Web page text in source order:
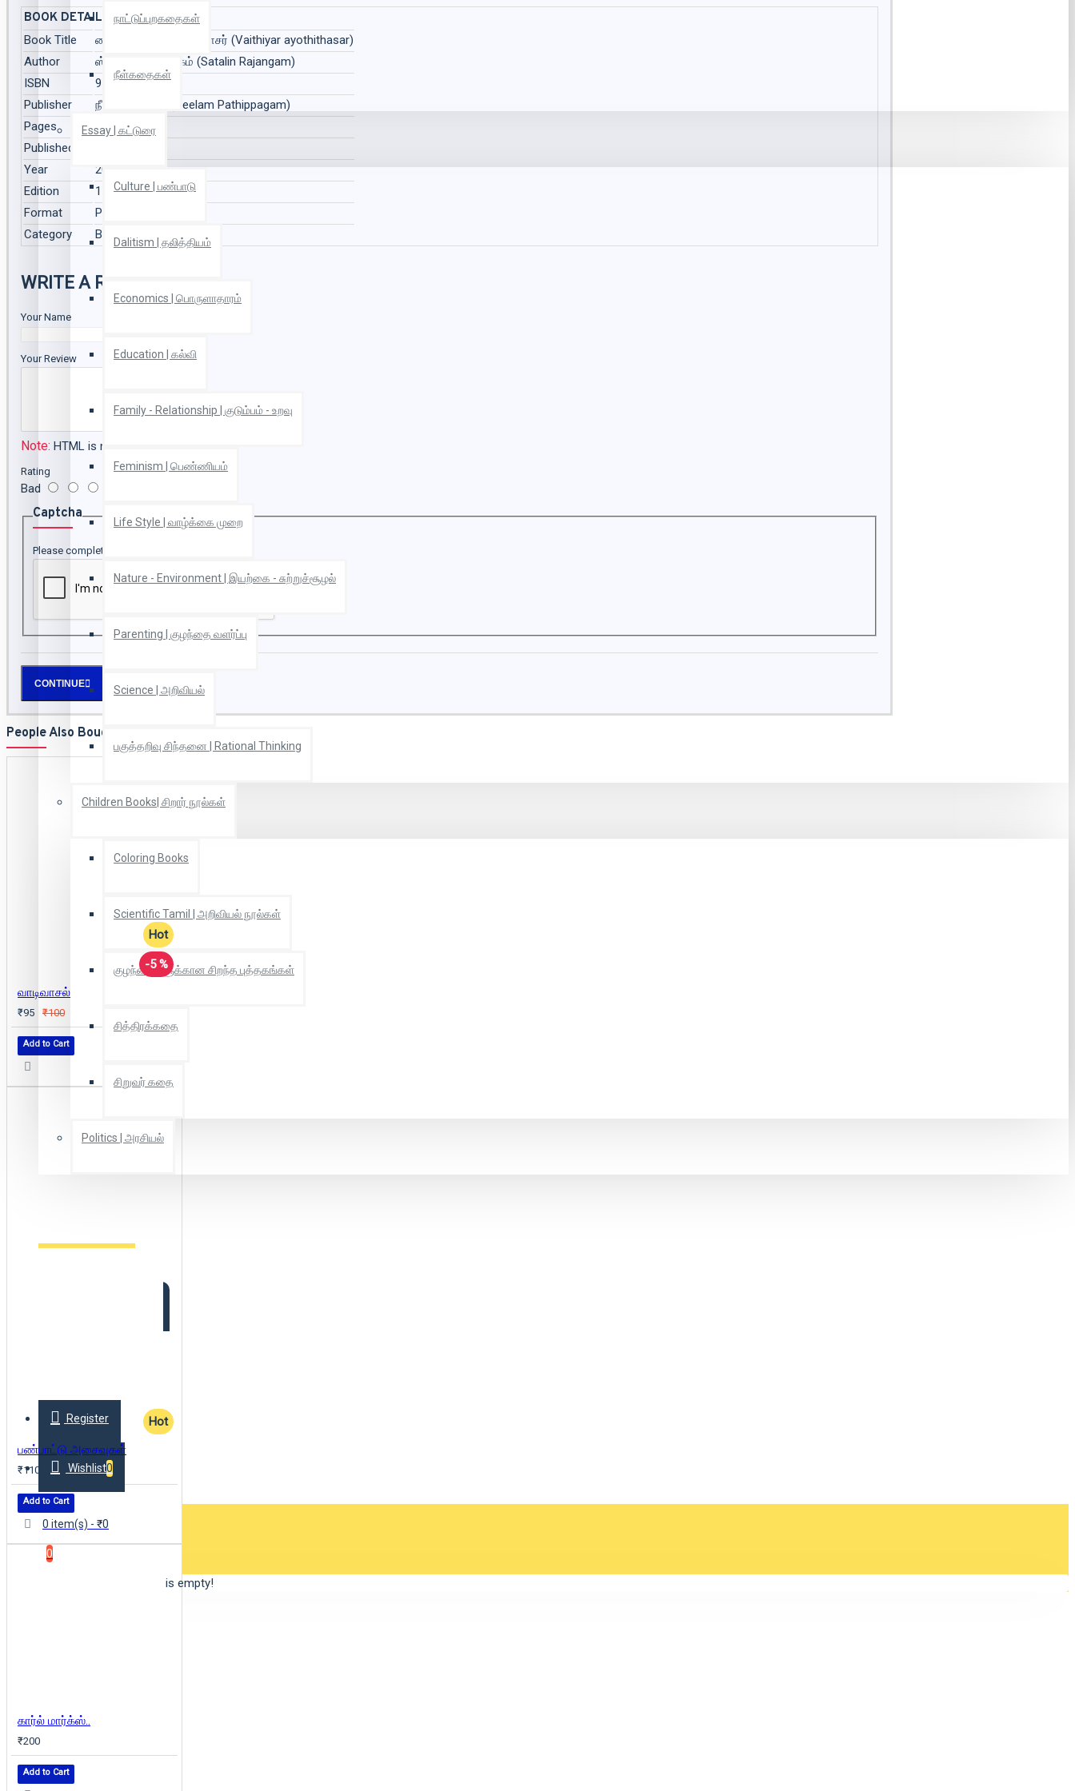
நாட்டுப்புறகதைகள்
நீள்கதைகள்
Essay | கட்டுரை
Culture | பண்பாடு
Dalitism | தலித்தியம்
Economics | பொருளாதாரம்
Education | கல்வி
Family - Relationship | குடும்பம் - உறவு
Feminism | பெண்ணியம்
Life Style | வாழ்க்கை முறை
Nature - Environment | இயற்கை - சுற்றுச்சூழல்
Parenting | குழந்தை வளர்ப்பு
Science | அறிவியல்
பகுத்தறிவு சிந்தனை | Rational Thinking
Children Books| சிறார் நூல்கள்
Coloring Books
Scientific Tamil | அறிவியல் நூல்கள்
குழந்தைகளுக்கான சிறந்த புத்தகங்கள்
சித்திரக்கதை
சிறுவர் கதை
Politics | அரசியல்
Register
Wishlist0
0 item(s) - ₹0
0
Your shopping cart is empty!
BOOK DETAILS
Book Title
வைத்தியர் அயோத்திதாசர் (Vaithiyar ayothithasar)
Author
ஸ்டாலின் ராஜாங்கம் (Satalin Rajangam)
ISBN
9788194468234
Publisher
நீலம் பதிப்பகம் (Neelam Pathippagam)
Pages
152
Published On
Year
2021
Edition
1
Format
Paper Back
Category
Buddhism | பௌத்தம்
WRITE A REVIEW
Your Name
Your Review
Note: HTML is not translated!
Rating
Bad
Captcha
Please complete the captcha validation below
CONTINUE
People Also Bought
Hot
-5 %
வாடிவாசல்
₹95 ₹100
Add to Cart
Hot
பண்பாட்டு அசைவுகள்
₹110
Add to Cart
கார்ல் மார்க்ஸ்..
₹200
Add to Cart